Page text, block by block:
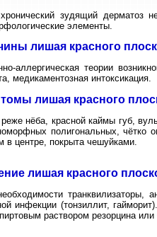
зудящий дерматоз
элементы.
лишая красного
аллергическая теории
медикаментозная интоксикация.
лишая красного
нёба, красной каймы губ,
полигональных, чётко
центре, покрыта чешуйками.
лишая красного
транквилизаторы,
инфекции (тонзиллит,
раствором резорцина